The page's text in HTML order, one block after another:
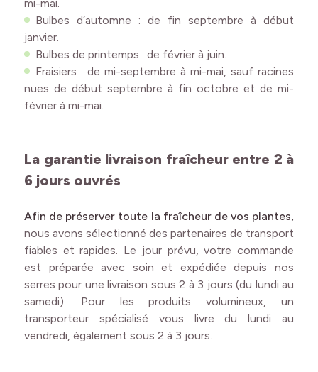
mi-mai.
Bulbes d’automne : de fin septembre à début
janvier.
Bulbes de printemps : de février à juin.
Fraisiers : de mi-septembre à mi-mai, sauf racines
nues de début septembre à fin octobre et de mi-
février à mi-mai.
La garantie livraison fraîcheur entre 2 à
6 jours ouvrés
Afin de préserver toute la fraîcheur de vos plantes,
nous avons sélectionné des partenaires de transport
fiables et rapides. Le jour prévu, votre commande
est préparée avec soin et expédiée depuis nos
serres pour une livraison sous 2 à 3 jours (du lundi au
samedi). Pour les produits volumineux, un
transporteur spécialisé vous livre du lundi au
vendredi, également sous 2 à 3 jours.